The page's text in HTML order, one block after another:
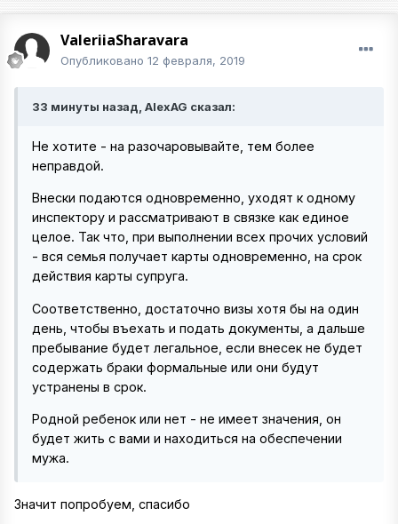
ValeriiaSharavara
Опубликовано 12 февраля, 2019
33 минуты назад, AlexAG сказал:
Не хотите - на разочаровывайте, тем более
неправдой.
Внески подаются одновременно, уходят к одному
инспектору и рассматривают в связке как единое
целое. Так что, при выполнении всех прочих условий
- вся семья получает карты одновременно, на срок
действия карты супруга.
Соответственно, достаточно визы хотя бы на один
день, чтобы въехать и подать документы, а дальше
пребывание будет легальное, если внесек не будет
содержать браки формальные или они будут
устранены в срок.
Родной ребенок или нет - не имеет значения, он
будет жить с вами и находиться на обеспечении
мужа.
Значит попробуем, спасибо